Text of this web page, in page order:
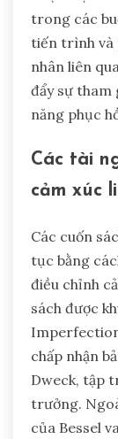
trong các
tiến trình và
nhân liên
đẩy sự tham
năng phục
Các tài
cảm xúc
Các cuốn
tục bằng
điều chỉnh
sách được
chấp nhận
Dweck, tập
trưởng.
của Bessel